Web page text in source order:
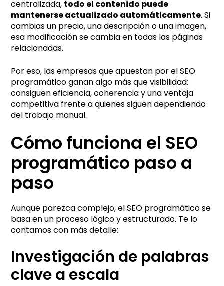
centralizada, todo el contenido puede
mantenerse actualizado automáticamente. Si
cambias un precio, una descripción o una imagen,
esa modificación se cambia en todas las páginas
relacionadas.
Por eso, las empresas que apuestan por el SEO
programático ganan algo más que visibilidad:
consiguen eficiencia, coherencia y una ventaja
competitiva frente a quienes siguen dependiendo
del trabajo manual.
Cómo funciona el SEO
programático paso a
paso
Aunque parezca complejo, el SEO programático se
basa en un proceso lógico y estructurado. Te lo
contamos con más detalle:
Investigación de palabras
clave a escala